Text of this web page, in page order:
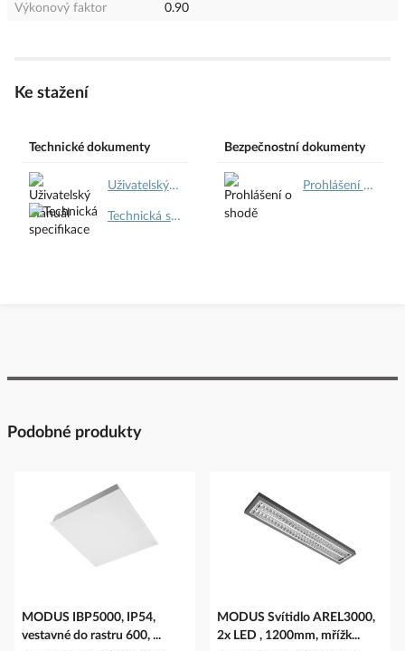
Výkonový faktor 0.90
Ke stažení
Technické dokumenty
Uživatelský manuál.pdf
Technická specifikace.pdf
Bezpečnostní dokumenty
Prohlášení o shodě.pdf
Podobné produkty
MODUS IBP5000, IP54,
vestavné do rastru 600, ...
MODUS Svítidlo AREL3000,
2x LED , 1200mm, mřížk...